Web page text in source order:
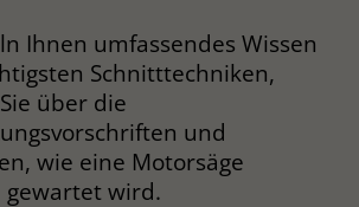
Ihnen umfassendes Wissen
Schnitttechniken,
über die
und
wie eine Motorsäge
gewartet wird.
Behält die Zustände des Benutzers bei
Seitenanfragen bei.
90 Tage
Dieses Cookie wird gesetzt, wenn ein
über einen Klick auf eine Google
auf die Website gelangt.
enthält Informationen darüber,